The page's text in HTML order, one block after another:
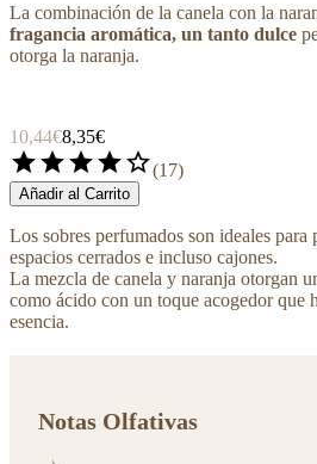
La combinación de la canela con la
fragancia aromática, un tanto dulce
otorga la naranja.
10,44€8,35€
starstarstarstarstar_border(17)
Añadir al Carrito
Los sobres perfumados son ideales para
espacios cerrados e incluso cajones.
La mezcla de canela y naranja otorgan
como ácido con un toque acogedor que
esencia.
Notas Olfativas